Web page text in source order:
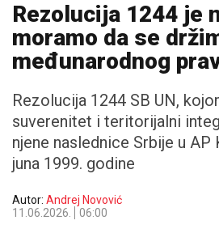
Rezolucija 1244 je
moramo da se
međunarodnog
Rezolucija 1244 SB UN,
suverenitet i teritorijalni
njene naslednice Srbije u AP
juna 1999. godine
Autor: Andrej Novović
11.06.2026.
06:00